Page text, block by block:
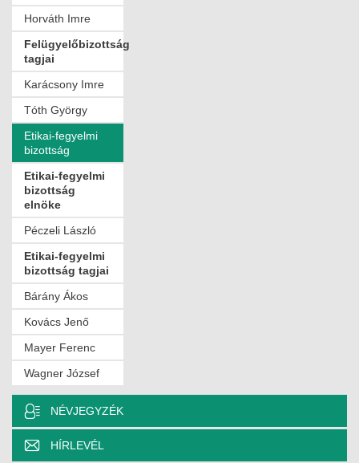
Horváth Imre
Felügyelőbizottság
tagjai
Karácsony Imre
Tóth György
Etikai-fegyelmi
bizottság
Etikai-fegyelmi
bizottság
elnöke
Péczeli László
Etikai-fegyelmi
bizottság tagjai
Bárány Ákos
Kovács Jenő
Mayer Ferenc
Wagner József
NÉVJEGYZÉK
HÍRLEVÉL